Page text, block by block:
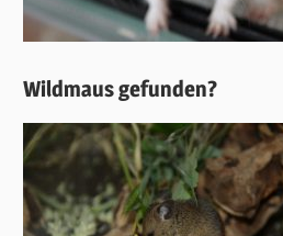
Wildmaus gefunden?